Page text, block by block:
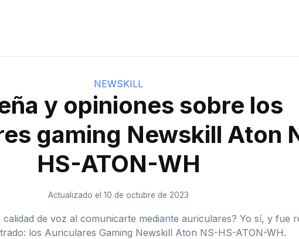
NEWSKILL
y opiniones sobre los
gaming Newskill Aton
HS-ATON-WH
Actualizado el 10 de octubre de 2023
de voz al comunicarte mediante auriculares? Yo sí, y fue
los Auriculares Gaming Newskill Aton NS-HS-ATON-WH.